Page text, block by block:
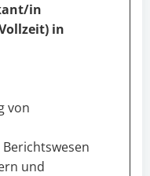
in
in
von
und